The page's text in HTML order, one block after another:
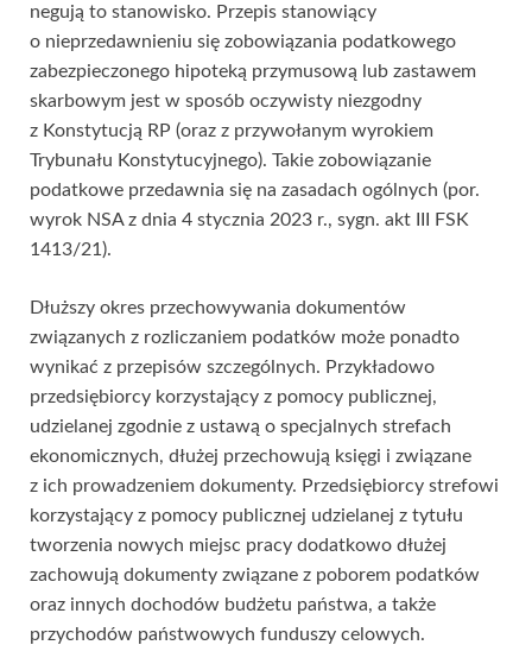
negują to stanowisko. Przepis stanowiący
o nieprzedawnieniu się zobowiązania podatkowego
zabezpieczonego hipoteką przymusową lub zastawem
skarbowym jest w sposób oczywisty niezgodny
z Konstytucją RP (oraz z przywołanym wyrokiem
Trybunału Konstytucyjnego). Takie zobowiązanie
podatkowe przedawnia się na zasadach ogólnych (por.
wyrok NSA z dnia 4 stycznia 2023 r., sygn. akt III FSK
1413/21).
Dłuższy okres przechowywania dokumentów
związanych z rozliczaniem podatków może ponadto
wynikać z przepisów szczególnych. Przykładowo
przedsiębiorcy korzystający z pomocy publicznej,
udzielanej zgodnie z ustawą o specjalnych strefach
ekonomicznych, dłużej przechowują księgi i związane
z ich prowadzeniem dokumenty. Przedsiębiorcy strefowi
korzystający z pomocy publicznej udzielanej z tytułu
tworzenia nowych miejsc pracy dodatkowo dłużej
zachowują dokumenty związane z poborem podatków
oraz innych dochodów budżetu państwa, a także
przychodów państwowych funduszy celowych.